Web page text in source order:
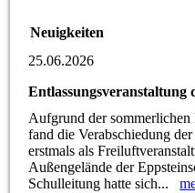
Neuigkeiten
25.06.2026
Entlassungsveranstaltung
Aufgrund der
fand die Verabschiedung
erstmals als
Außengelände der
Schulleitung hatte sich...